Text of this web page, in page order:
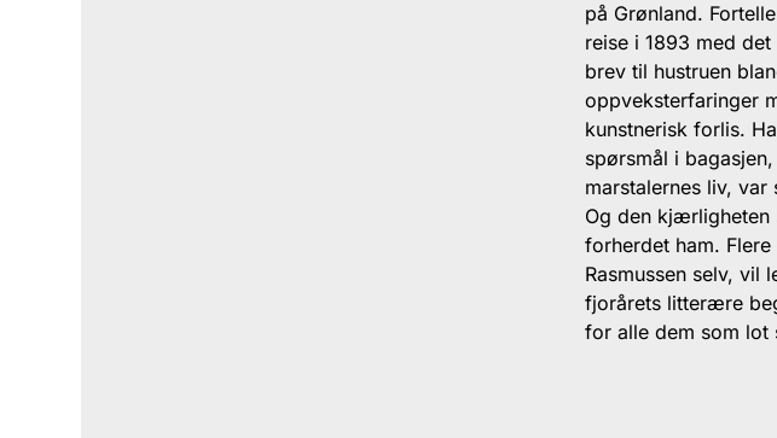
på Grønland.
reise i 1893 med
brev til hustruen
oppveksterfaringer
kunstnerisk forlis.
spørsmål i
marstalernes liv, var
Og den kjærligheten
forherdet ham.
Rasmussen selv, vil
fjorårets litterære
for alle dem som lot